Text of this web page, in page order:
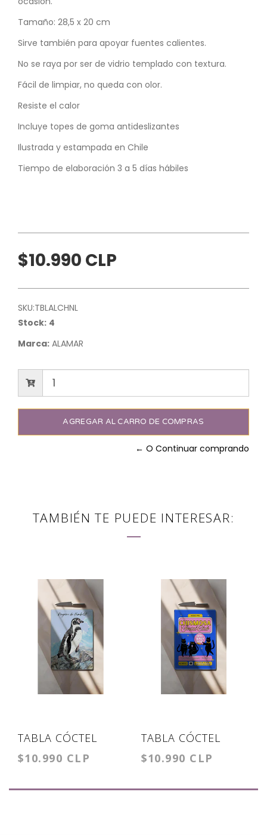
Tamaño: 28,5 x 20 cm
Sirve también para apoyar fuentes calientes.
No se raya por ser de vidrio templado con textura.
Fácil de limpiar, no queda con olor.
Resiste el calor
Incluye topes de goma antideslizantes
Ilustrada y estampada en Chile
Tiempo de elaboración 3 a 5 días hábiles
$10.990 CLP
SKU:TBLALCHNL
Stock: 4
Marca: ALAMAR
← O Continuar comprando
TAMBIÉN TE PUEDE INTERESAR:
TABLA CÓCTEL
PINGUINO
$10.990 CLP
TABLA CÓCTEL
CHISMOSA SOCIAL
$10.990 CLP